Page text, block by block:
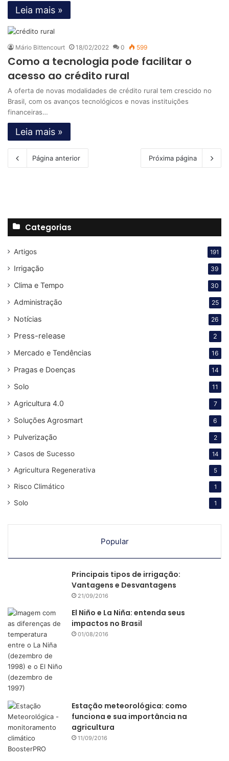
Leia mais »
Mário Bittencourt 18/02/2022 0 599
Como a tecnologia pode facilitar o
acesso ao crédito rural
A oferta de novas modalidades de crédito rural tem crescido no
Brasil, com os avanços tecnológicos e novas instituições
financeiras…
Leia mais »
Página anterior Próxima página
Categorias
Artigos 191
Irrigação 39
Clima e Tempo 30
Administração 25
Notícias 26
Press-release 2
Mercado e Tendências 16
Pragas e Doenças 14
Solo 11
Agricultura 4.0 7
Soluções Agrosmart 6
Pulverização 2
Casos de Sucesso 14
Agricultura Regenerativa 5
Risco Climático 1
Solo 1
Popular
Principais tipos de irrigação:
Vantagens e Desvantagens
21/09/2016
El Niño e La Niña: entenda seus
impactos no Brasil
01/08/2016
Estação meteorológica: como
funciona e sua importância na
agricultura
11/09/2016